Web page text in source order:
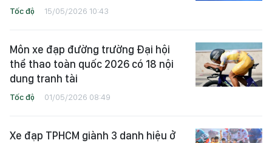
Tốc độ 15/05/2026 10:43
Môn xe đạp đường trường Đại hội
thể thao toàn quốc 2026 có 18 nội
dung tranh tài
Tốc độ 01/05/2026 08:49
Xe đạp TPHCM giành 3 danh hiệu ở